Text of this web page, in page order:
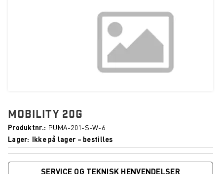
MOBILITY 20G
Produktnr.
PUMA-201-S-W-6
Lager
Ikke på lager – bestilles
SERVICE OG TEKNISK HENVENDELSER